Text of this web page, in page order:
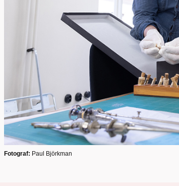
Fotograf: Paul Björkman